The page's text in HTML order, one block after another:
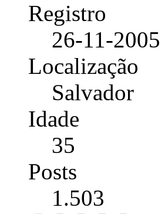
Registro
26-11-2005
Localização
Salvador
Idade
35
Posts
1.503